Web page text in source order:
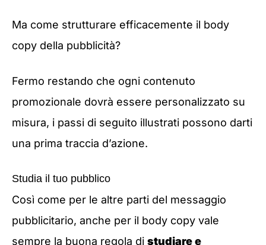
Ma come strutturare efficacemente il body
copy della pubblicità?
Fermo restando che ogni contenuto
promozionale dovrà essere personalizzato su
misura, i passi di seguito illustrati possono darti
una prima traccia d’azione.
Studia il tuo pubblico
Così come per le altre parti del messaggio
pubblicitario, anche per il body copy vale
sempre la buona regola di studiare e